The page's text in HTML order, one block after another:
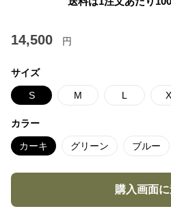
14,500 円
サイズ
S M L
カラー
カーキ グリーン ブルー
購入画面